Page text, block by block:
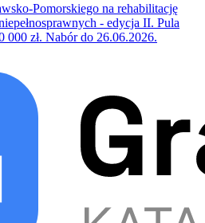
Pomorskiego na rehabilitację
- edycja II. Pula
000 zł. Nabór do 26.06.2026.